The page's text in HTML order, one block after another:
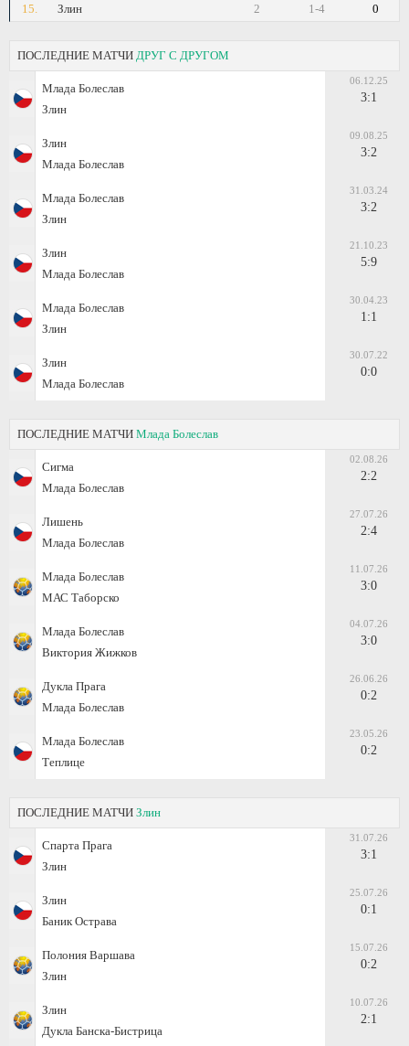
15.
Злин 0
1-4
2
ПОСЛЕДНИЕ МАТЧИ ДРУГ С ДРУГОМ
Млада Болеслав
Злин
06.12.25
3:1
Злин
Млада Болеслав
09.08.25
3:2
Млада Болеслав
Злин
31.03.24
3:2
Злин
Млада Болеслав
21.10.23
5:9
Млада Болеслав
Злин
30.04.23
1:1
Злин
Млада Болеслав
30.07.22
0:0
ПОСЛЕДНИЕ МАТЧИ Млада Болеслав
Сигма
Млада Болеслав
02.08.26
2:2
Лишень
Млада Болеслав
27.07.26
2:4
Млада Болеслав
МАС Таборско
11.07.26
3:0
Млада Болеслав
Виктория Жижков
04.07.26
3:0
Дукла Прага
Млада Болеслав
26.06.26
0:2
Млада Болеслав
Теплице
23.05.26
0:2
ПОСЛЕДНИЕ МАТЧИ Злин
Спарта Прага
Злин
31.07.26
3:1
Злин
Баник Острава
25.07.26
0:1
Полония Варшава
Злин
15.07.26
0:2
Злин
Дукла Банска-Бистрица
10.07.26
2:1